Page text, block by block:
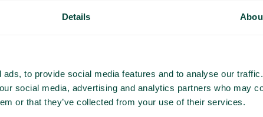
Details
to provide social media features and to analyse our
social media, advertising and analytics partners who may
or that they’ve collected from your use of their services.